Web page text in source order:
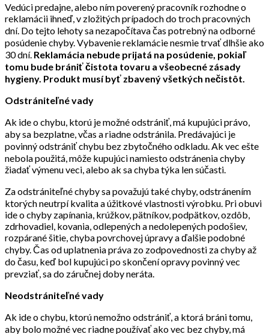
Vedúci predajne, alebo ním poverený pracovník rozhodne o
reklamácii ihneď, v zložitých prípadoch do troch pracovných
dní. Do tejto lehoty sa nezapočítava čas potrebný na odborné
posúdenie chyby. Vybavenie reklamácie nesmie trvať dlhšie ako
30 dní. Reklamácia nebude prijatá na posúdenie, pokiaľ
tomu bude brániť čistota tovaru a všeobecné zásady
hygieny. Produkt musí byť zbavený všetkých nečistôt.
Odstrániteľné vady
Ak ide o chybu, ktorú je možné odstrániť, má kupujúci právo,
aby sa bezplatne, včas a riadne odstránila. Predávajúci je
povinný odstrániť chybu bez zbytočného odkladu. Ak vec ešte
nebola použitá, môže kupujúci namiesto odstránenia chyby
žiadať výmenu veci, alebo ak sa chyba týka len súčasti.
Za odstrániteľné chyby sa považujú také chyby, odstránením
ktorých neutrpí kvalita a úžitkové vlastnosti výrobku. Pri obuvi
ide o chyby zapínania, krúžkov, pätníkov, podpätkov, ozdôb,
zdrhovadiel, kovania, odlepených a nedolepených podošiev,
rozpárané šitie, chyba povrchovej úpravy a ďalšie podobné
chyby. Čas od uplatnenia práva zo zodpovednosti za chyby až
do času, keď bol kupujúci po skončení opravy povinný vec
prevziať, sa do záručnej doby neráta.
Neodstrániteľné vady
Ak ide o chybu, ktorú nemožno odstrániť, a ktorá bráni tomu,
aby bolo možné vec riadne používať ako vec bez chyby, má